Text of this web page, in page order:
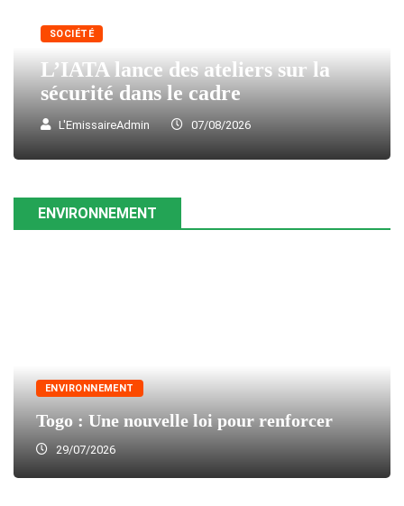
SOCIÉTÉ
L’IATA lance des ateliers sur la
sécurité dans le cadre
L'EmissaireAdmin 07/08/2026
ENVIRONNEMENT
ENVIRONNEMENT
Togo : Une nouvelle loi pour renforcer
29/07/2026